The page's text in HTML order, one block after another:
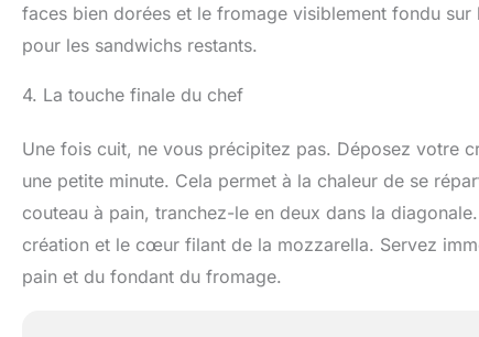
faces bien dorées et le fromage visiblement fondu
pour les sandwichs restants.
4. La touche finale du chef
Une fois cuit, ne vous précipitez pas. Déposez votre
une petite minute. Cela permet à la chaleur de se
couteau à pain, tranchez-le en deux dans la
création et le cœur filant de la mozzarella. Servez
pain et du fondant du fromage.